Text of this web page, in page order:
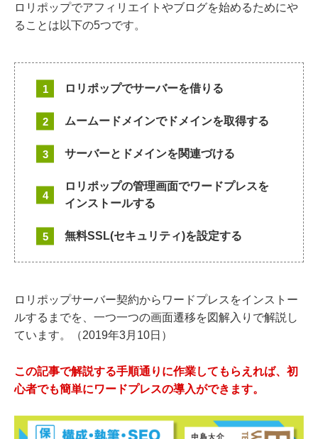
ロリポップでアフィリエイトやブログを始めるためにや
ることは以下の5つです。
ロリポップでサーバーを借りる
ムームードメインでドメインを取得する
サーバーとドメインを関連づける
ロリポップの管理画面でワードプレスを
インストールする
無料SSL(セキュリティ)を設定する
ロリポップサーバー契約からワードプレスをインストー
ルするまでを、一つ一つの画面遷移を図解入りで解説し
ています。（2019年3月10日）
この記事で解説する手順通りに作業してもらえれば、初
心者でも簡単にワードプレスの導入ができます。